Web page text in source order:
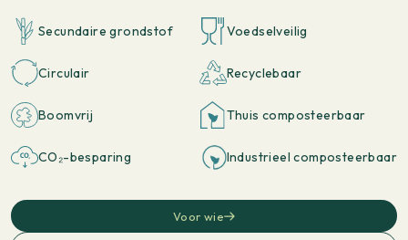
Secundaire grondstof Voedselveilig
Circulair Recyclebaar
Boomvrij Thuis composteerbaar
CO₂-besparing Industrieel composteerbaar
Voor wie